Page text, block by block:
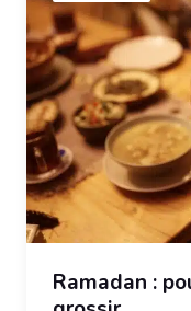
Ramadan :